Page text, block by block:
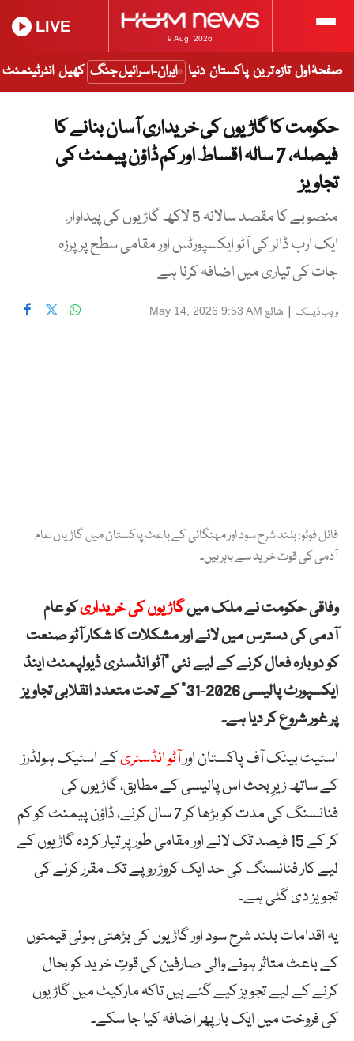
9 Aug, 2026
LIVE
صفحۂ اول تازہ ترین پاکستان دنیا ایران-اسرائیل جنگ کھیل انٹرٹینمنٹ
حکومت کا گاڑیوں کی خریداری آسان بنانے کا
فیصلہ، 7 سالہ اقساط اور کم ڈاؤن پیمنٹ کی
تجاویز
منصوبے کا مقصد سالانہ 5 لاکھ گاڑیوں کی پیداوار،
ایک ارب ڈالر کی آٹو ایکسپورٹس اور مقامی سطح پر پرزہ
جات کی تیاری میں اضافہ کرنا ہے
ویب ڈیسک | شائع May 14, 2026 9:53 AM
فائل فوٹو: بلند شرح سود اور مہنگائی کے باعث پاکستان میں گاڑیاں عام
آدمی کی قوت خرید سے باہر ہیں۔
وفاقی حکومت نے ملک میںگاڑیوں کی خریداریکو عام
آدمی کی دسترس میں لانے اور مشکلات کا شکار آٹو صنعت
کو دوبارہ فعال کرنے کے لیے نئی “آٹو انڈسٹری ڈیولپمنٹ اینڈ
ایکسپورٹ پالیسی 2026-31” کے تحت متعدد انقلابی تجاویز
پر غور شروع کر دیا ہے۔
اسٹیٹ بینک آف پاکستان اورآٹو انڈسٹریکے اسٹیک ہولڈرز
کے ساتھ زیرِ بحث اس پالیسی کے مطابق، گاڑیوں کی
فنانسنگ کی مدت کو بڑھا کر 7 سال کرنے، ڈاؤن پیمنٹ کو کم
کر کے 15 فیصد تک لانے اور مقامی طور پر تیار کردہ گاڑیوں کے
لیے کار فنانسنگ کی حد ایک کروڑ روپے تک مقرر کرنے کی
تجویز دی گئی ہے۔
یہ اقدامات بلند شرح سود اور گاڑیوں کی بڑھتی ہوئی قیمتوں
کے باعث متاثر ہونے والی صارفین کی قوتِ خرید کو بحال
کرنے کے لیے تجویز کیے گئے ہیں تاکہ مارکیٹ میں گاڑیوں
کی فروخت میں ایک بار پھر اضافہ کیا جا سکے۔